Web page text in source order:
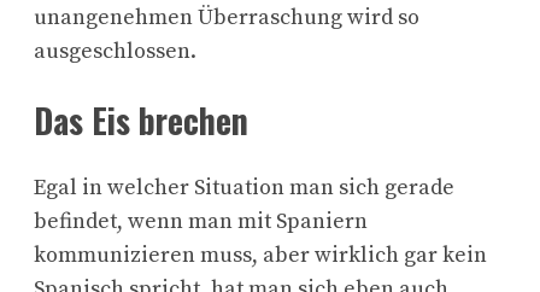
unangenehmen Überraschung wird so
ausgeschlossen.
Das Eis brechen
Egal in welcher Situation man sich gerade
befindet, wenn man mit Spaniern
kommunizieren muss, aber wirklich gar kein